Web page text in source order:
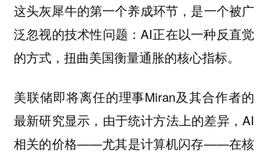
这头灰犀牛的第一个养成环节，是一个被广
泛忽视的技术性问题：AI正在以一种反直觉
的方式，扭曲美国衡量通胀的核心指标。
美联储即将离任的理事Miran及其合作者的
最新研究显示，由于统计方法上的差异，AI
相关的价格——尤其是计算机闪存——在核